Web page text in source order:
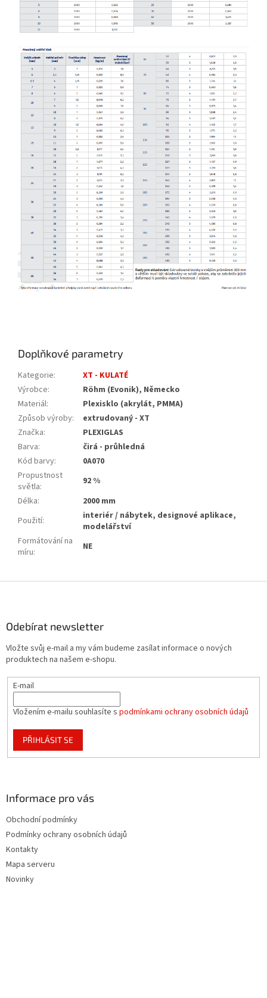
Doplňkové parametry
Kategorie:
XT - KULATÉ
Výrobce:
Röhm (Evonik), Německo
Materiál:
Plexisklo (akrylát, PMMA)
Způsob výroby:
extrudovaný - XT
Značka:
PLEXIGLAS
Barva:
čirá - průhledná
Kód barvy:
0A070
Propustnost
světla:
92 %
Délka:
2000 mm
Použití:
interiér / nábytek, designové aplikace,
modelářství
Formátování na
míru: NE
Odebírat newsletter
Vložte svůj e-mail a my vám budeme zasílat informace o nových
produktech na našem e-shopu.
E-mail
Vložením e-mailu souhlasíte s podmínkami ochrany osobních údajů
PŘIHLÁSIT SE
Informace pro vás
Obchodní podmínky
Podmínky ochrany osobních údajů
Kontakty
Mapa serveru
Novinky